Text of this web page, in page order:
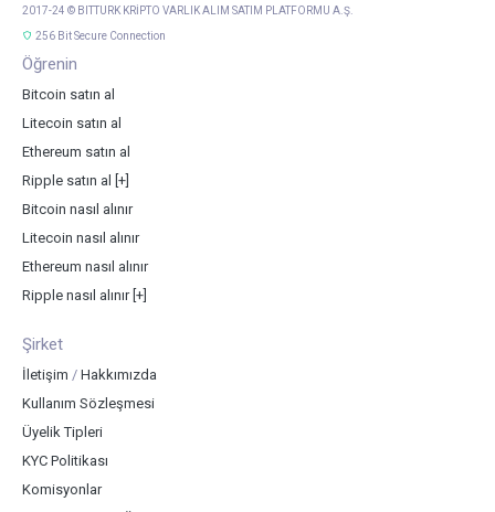
2017-24 © BITTURK KRİPTO VARLIK ALIM SATIM PLATFORMU A.Ş.
256 Bit Secure Connection
Öğrenin
Bitcoin satın al
Litecoin satın al
Ethereum satın al
Ripple satın al
[+]
Bitcoin nasıl alınır
Litecoin nasıl alınır
Ethereum nasıl alınır
Ripple nasıl alınır [+]
Şirket
İletişim / Hakkımızda
Kullanım Sözleşmesi
Üyelik Tipleri
KYC Politikası
Komisyonlar